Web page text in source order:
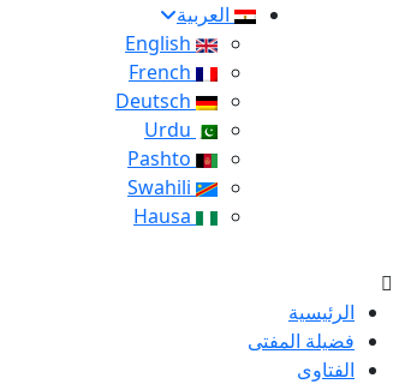
العربية
الرئيسية
فضيلة المفتى
الفتاوى